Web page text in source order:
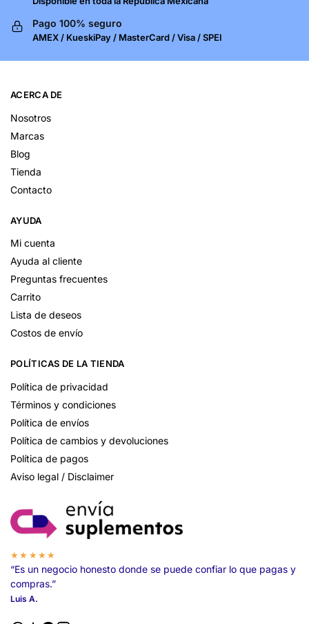
Pago 100% seguro
AMEX / KueskiPay / MasterCard / Visa / SPEI
ACERCA DE
Nosotros
Marcas
Blog
Tienda
Contacto
AYUDA
Mi cuenta
Ayuda al cliente
Preguntas frecuentes
Carrito
Lista de deseos
Costos de envío
POLÍTICAS DE LA TIENDA
Política de privacidad
Términos y condiciones
Política de envíos
Política de cambios y devoluciones
Política de pagos
Aviso legal / Disclaimer
★★★★★
“Es un negocio honesto donde se puede confiar lo que pagas y
compras.”
Luis A.